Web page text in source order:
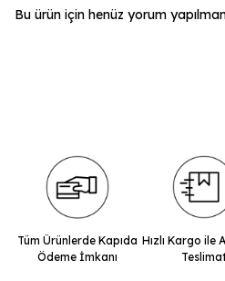
Bu ürün için henüz yorum
Tüm Ürünlerde Kapıda
Ödeme İmkanı
Hızlı Kargo ile